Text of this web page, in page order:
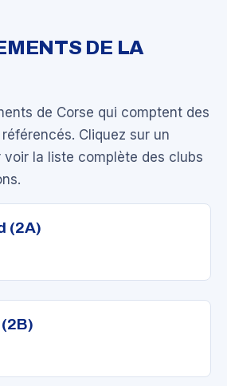
DE LA
de Corse qui comptent des
Cliquez sur un
voir la liste complète des clubs
(2A)